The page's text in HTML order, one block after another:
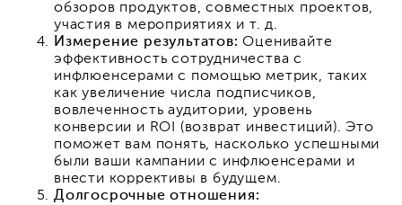
обзоров продуктов, совместных проектов,
участия в мероприятиях и т. д.
Измерение результатов: Оценивайте
эффективность сотрудничества с
инфлюенсерами с помощью метрик, таких
как увеличение числа подписчиков,
вовлеченность аудитории, уровень
конверсии и ROI (возврат инвестиций). Это
поможет вам понять, насколько успешными
были ваши кампании с инфлюенсерами и
внести коррективы в будущем.
Долгосрочные отношения: